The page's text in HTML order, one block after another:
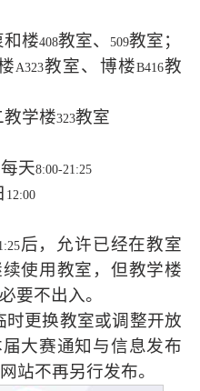
和楼408教室、509教室；
A323教室、博楼B416教
教学楼323教室
天8:00-21:25
12:00
后，允许已经在教室
使用教室，但教学楼
要不出入。
时更换教室或调整开放
大赛通知与信息发布
站不再另行发布。